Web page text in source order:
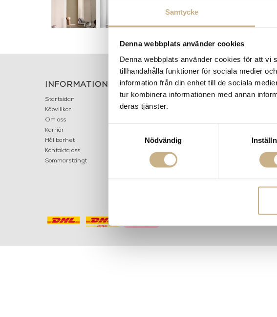
Samtycke
Denna webbplats använder cookies
Denna webbplats använder cookies för att vi
tillhandahålla funktioner för sociala medier
information från din enhet till de sociala
tur kombinera informationen med annan
deras tjänster.
Nödvändig
INFORMATION
Startsidan
Köpvillkor
Om oss
Karriär
Hållbarhet
Kontakta oss
Sommarstängt
KONTAKT
MARIELLA INTERIORS
info@mariellastore.se